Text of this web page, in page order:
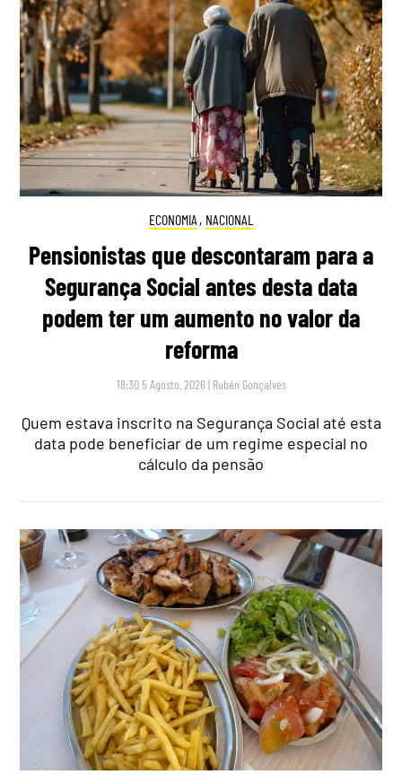
ECONOMIA , NACIONAL
Pensionistas que descontaram para a
Segurança Social antes desta data
podem ter um aumento no valor da
reforma
18:30 5 Agosto, 2026 | Rubén Gonçalves
Quem estava inscrito na Segurança Social até esta
data pode beneficiar de um regime especial no
cálculo da pensão